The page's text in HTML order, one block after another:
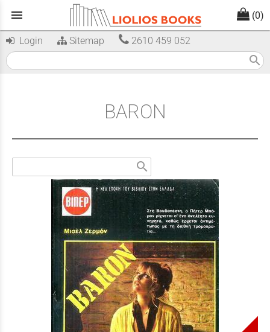
menu (0)
Login Sitemap 2610 459 052
search
BARON
search